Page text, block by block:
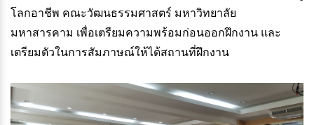
โลกอาชีพ คณะวัฒนธรรมศาสตร์ มหาวิทยาลัย
มหาสารคาม เพื่อเตรียมความพร้อมก่อนออกฝึกงาน และ
เตรียมตัวในการสัมภาษณ์ให้ได้สถานที่ฝึกงาน